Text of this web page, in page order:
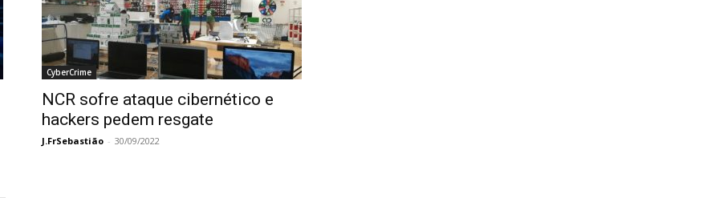
CyberCrime
NCR sofre ataque cibernético e
hackers pedem resgate
J.FrSebastião - 30/09/2022